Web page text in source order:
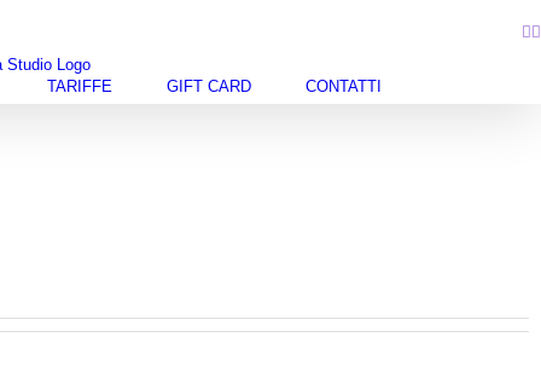
TARIFFE GIFT CARD
CONTATTI